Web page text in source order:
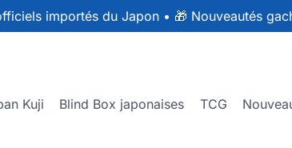
importés du Japon • 🎁 Nouveautés
Kuji Blind Box japonaises TCG